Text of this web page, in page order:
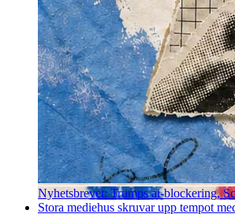
Nyhetsbrevet: Trumps ai-blockering,
Stora mediehus skruvar upp tempot